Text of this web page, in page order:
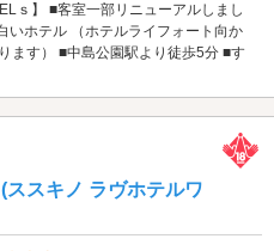
ｓ】 ■客室一部リニューアルしまし
いホテル （ホテルライフォート向か
ます） ■中島公園駅より徒歩5分 ■す
スキノ ラヴホテルワ